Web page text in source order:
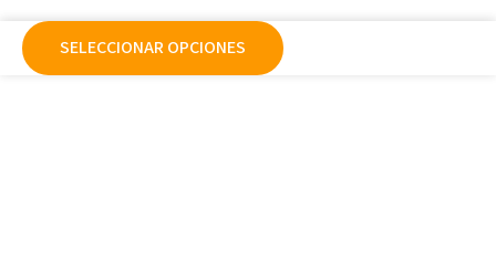
SELECCIONAR OPCIONES